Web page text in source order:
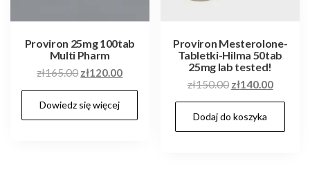
Proviron 25mg 100tab
Multi Pharm
zł165.00 Pierwotna
cena
wynosiła:
zł165.00.
zł120.00Aktualna
cena
zł120.00.
Dowiedz się więcej
Proviron Mesterolone-
Tabletki-Hilma 50tab
25mg lab tested!
zł150.00 Pierwotna
cena
wynosiła:
zł150.00.
zł140.00
cena
Dodaj do koszyka